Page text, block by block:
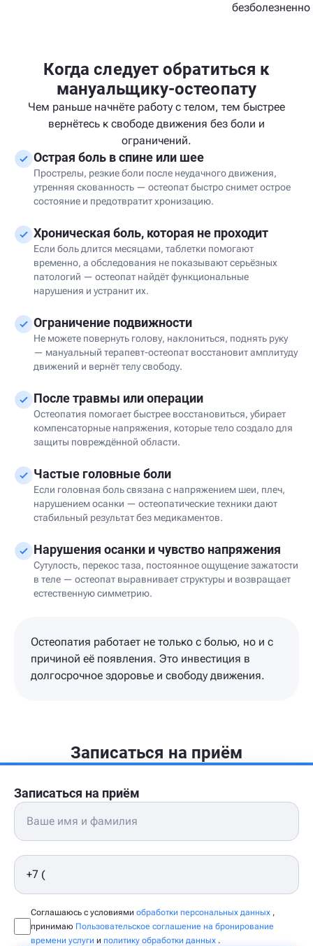
Когда следует обратиться к
мануальщику-остеопату
Чем раньше начнёте работу с телом, тем быстрее
вернётесь к свободе движения без боли и
ограничений.
Острая боль в спине или шее
Прострелы, резкие боли после неудачного движения,
утренняя скованность — остеопат быстро снимет острое
состояние и предотвратит хронизацию.
Хроническая боль, которая не проходит
Если боль длится месяцами, таблетки помогают
временно, а обследования не показывают серьёзных
патологий — остеопат найдёт функциональные
нарушения и устранит их.
Ограничение подвижности
Не можете повернуть голову, наклониться, поднять руку
— мануальный терапевт-остеопат восстановит амплитуду
движений и вернёт телу свободу.
После травмы или операции
Остеопатия помогает быстрее восстановиться, убирает
компенсаторные напряжения, которые тело создало для
защиты повреждённой области.
Частые головные боли
Если головная боль связана с напряжением шеи, плеч,
нарушением осанки — остеопатические техники дают
стабильный результат без медикаментов.
Нарушения осанки и чувство напряжения
Сутулость, перекос таза, постоянное ощущение зажатости
в теле — остеопат выравнивает структуры и возвращает
естественную симметрию.
Остеопатия работает не только с болью, но и с
причиной её появления. Это инвестиция в
долгосрочное здоровье и свободу движения.
Записаться на приём
Записаться на приём
Соглашаюсь с условиями обработки персональных данных ,
принимаю Пользовательское соглашение на бронирование
времени услуги и политику обработки данных .